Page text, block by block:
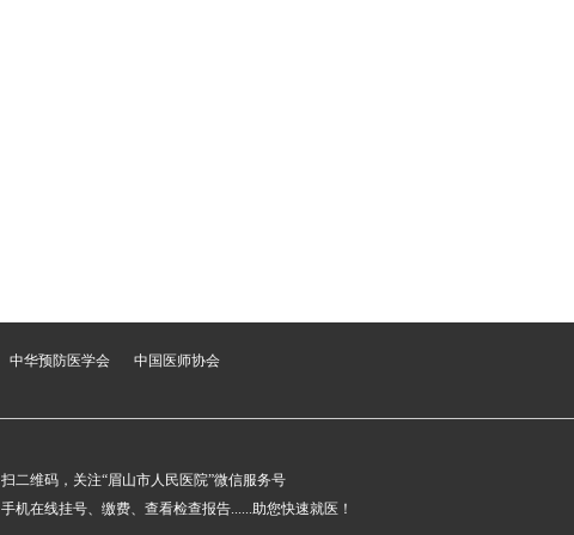
中华预防医学会
中国医师协会
扫二维码，关注“眉山市人民医院”微信服务号
手机在线挂号、缴费、查看检查报告......助您快速就医！